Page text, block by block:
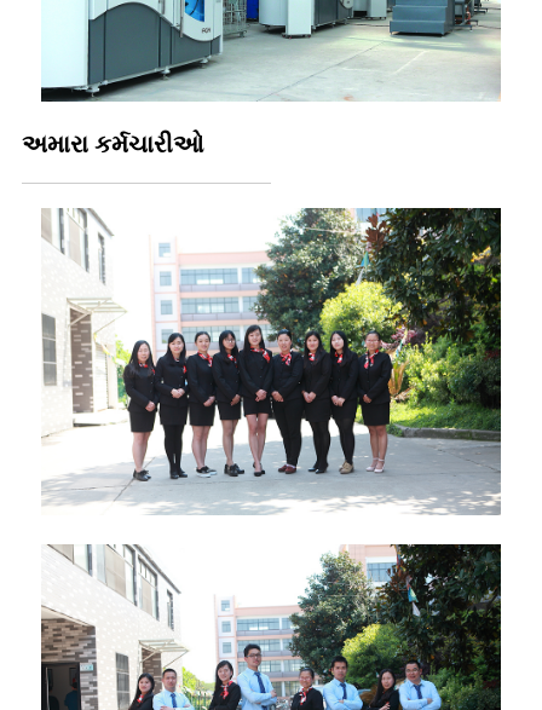
અમારા કર્મચારીઓ